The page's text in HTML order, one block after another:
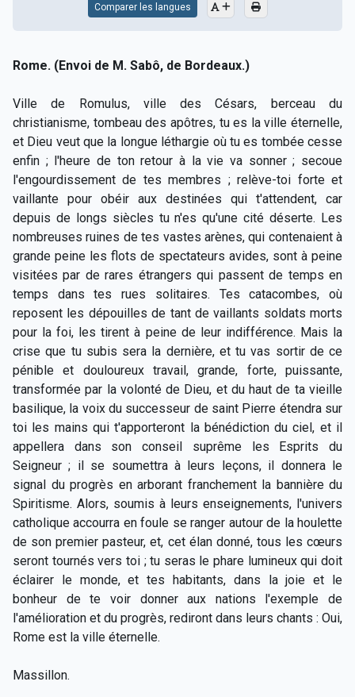
Comparer les langues
Rome. (Envoi de M. Sabô, de Bordeaux.)
Ville de Romulus, ville des Césars, berceau du
christianisme, tombeau des apôtres, tu es la ville éternelle,
et Dieu veut que la longue léthargie où tu es tombée cesse
enfin ; l'heure de ton retour à la vie va sonner ; secoue
l'engourdissement de tes membres ; relève-toi forte et
vaillante pour obéir aux destinées qui t'attendent, car
depuis de longs siècles tu n'es qu'une cité déserte. Les
nombreuses ruines de tes vastes arènes, qui contenaient à
grande peine les flots de spectateurs avides, sont à peine
visitées par de rares étrangers qui passent de temps en
temps dans tes rues solitaires. Tes catacombes, où
reposent les dépouilles de tant de vaillants soldats morts
pour la foi, les tirent à peine de leur indifférence. Mais la
crise que tu subis sera la dernière, et tu vas sortir de ce
pénible et douloureux travail, grande, forte, puissante,
transformée par la volonté de Dieu, et du haut de ta vieille
basilique, la voix du successeur de saint Pierre étendra sur
toi les mains qui t'apporteront la bénédiction du ciel, et il
appellera dans son conseil suprême les Esprits du
Seigneur ; il se soumettra à leurs leçons, il donnera le
signal du progrès en arborant franchement la bannière du
Spiritisme. Alors, soumis à leurs enseignements, l'univers
catholique accourra en foule se ranger autour de la houlette
de son premier pasteur, et, cet élan donné, tous les cœurs
seront tournés vers toi ; tu seras le phare lumineux qui doit
éclairer le monde, et tes habitants, dans la joie et le
bonheur de te voir donner aux nations l'exemple de
l'amélioration et du progrès, rediront dans leurs chants : Oui,
Rome est la ville éternelle.
Massillon.